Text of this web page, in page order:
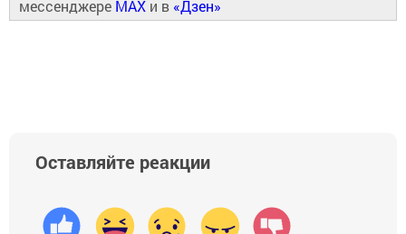
мессенджере MAX и в «Дзен»
Оставляйте реакции